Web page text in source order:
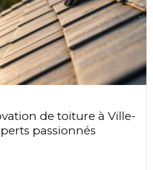
de toiture à Ville-
passionnés